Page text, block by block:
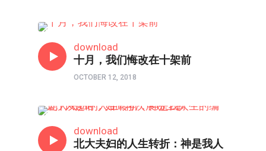
download
十月，我们悔改在十架前
OCTOBER 12, 2018
download
北大夫妇的人生转折：神是我人